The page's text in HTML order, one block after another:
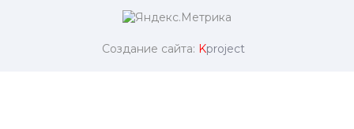
Создание сайта: Kproject